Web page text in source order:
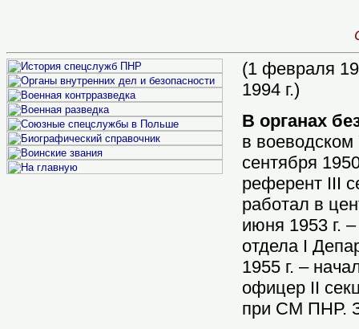
(1 февраля
1994 г.)
В органах
в воеводском
сентября
референт III
работал в
июня 1953 г.
отдела I
1955 г. –
офицер II
при СМ ПНР.